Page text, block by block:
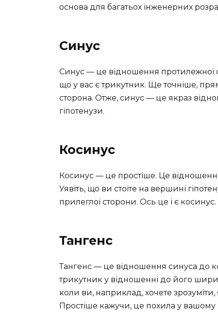
основа для багатьох інженерних
Синус
Синус — це відношення протилежної
що у вас є трикутник. Ще точніше,
сторона. Отже, синус — це якраз
гіпотенузи.
Косинус
Косинус — це простіше. Це
Уявіть, що ви стоїте на вершині
прилеглої сторони. Ось це і є косинус.
Тангенс
Тангенс — це відношення синуса до
трикутник у відношенні до його
коли ви, наприклад, хочете
Простіше кажучи, це похила у вашому